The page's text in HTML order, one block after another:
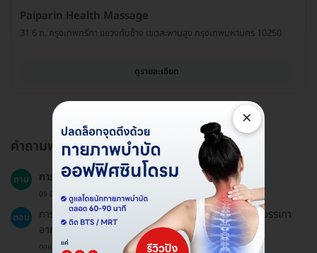
Paiparin Health Massage
31 6 ถ. กรุงเทพกรีฑา แขวงทับช้าง เขตสะพานสูง กรุงเทพมหานคร 10250
ดูรายละเอียด
คำถามพบบ่อย
ถาม การนวดแผนไทยมีอัตราความสำเร็จมากน้อยแค่ไหน?
09 มิ.ย. 2024
ตอบ
การนวดแผนไทยมีประสิทธิภาพสูงในการผ่อนคลายและบรรเทา
อาการปวด แต่ผลลัพธ์อาจแตกต่างกันไปในแต่ละบุคคล
ตอบโดยทีมงาน HD
×